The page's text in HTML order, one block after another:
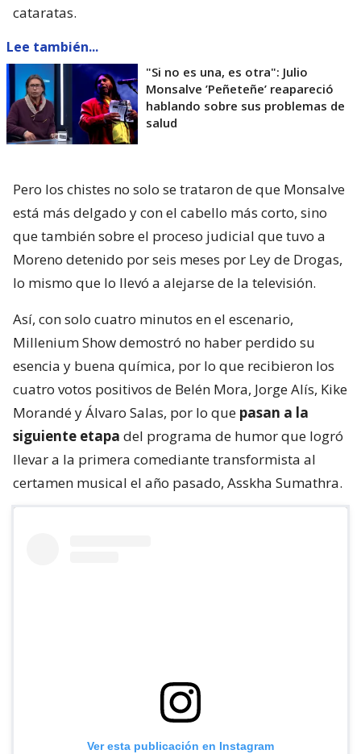
cataratas.
Lee también...
"Si no es una, es otra": Julio
Monsalve ’Peñeteñe’ reapareció
hablando sobre sus problemas de
salud
Pero los chistes no solo se trataron de que Monsalve
está más delgado y con el cabello más corto, sino
que también sobre el proceso judicial que tuvo a
Moreno detenido por seis meses por Ley de Drogas,
lo mismo que lo llevó a alejarse de la televisión.
Así, con solo cuatro minutos en el escenario,
Millenium Show demostró no haber perdido su
esencia y buena química, por lo que recibieron los
cuatro votos positivos de Belén Mora, Jorge Alís, Kike
Morandé y Álvaro Salas, por lo que pasan a la
siguiente etapa del programa de humor que logró
llevar a la primera comediante transformista al
certamen musical el año pasado, Asskha Sumathra.
Ver esta publicación en Instagram